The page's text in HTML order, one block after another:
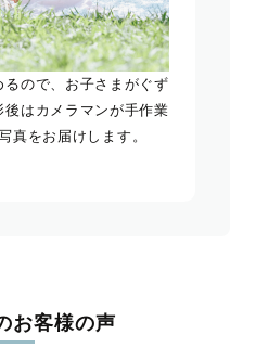
ので、お子さまがぐず
後はカメラマンが手作業
真をお届けします。
お客様の声